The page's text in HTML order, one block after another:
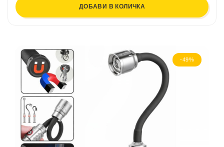
ДОБАВИ В КОЛИЧКА
-49%